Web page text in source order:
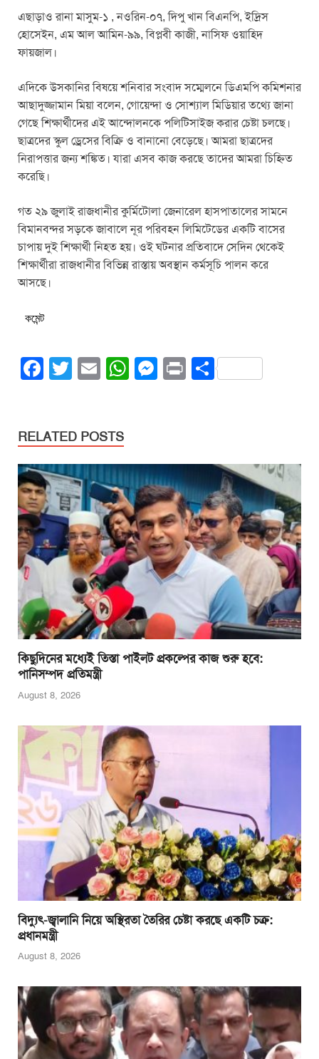
এছাড়াও রানা মাসুম-১ , নওরিন-০৭, দিপু খান বিএনপি, ইদ্রিস
হোসেইন, এম আল আমিন-৯৯, বিপ্লবী কাজী, নাসিফ ওয়াহিদ
ফায়জাল।
এদিকে উসকানির বিষয়ে শনিবার সংবাদ সম্মেলনে ডিএমপি কমিশনার
আছাদুজ্জামান মিয়া বলেন, গোয়েন্দা ও সোশ্যাল মিডিয়ার তথ্যে জানা
গেছে শিক্ষার্থীদের এই আন্দোলনকে পলিটিসাইজ করার চেষ্টা চলছে।
ছাত্রদের স্কুল ড্রেসের বিক্রি ও বানানো বেড়েছে। আমরা ছাত্রদের
নিরাপত্তার জন্য শঙ্কিত। যারা এসব কাজ করছে তাদের আমরা চিহ্নিত
করেছি।
গত ২৯ জুলাই রাজধানীর কুর্মিটোলা জেনারেল হাসপাতালের সামনে
বিমানবন্দর সড়কে জাবালে নূর পরিবহন লিমিটেডের একটি বাসের
চাপায় দুই শিক্ষার্থী নিহত হয়। ওই ঘটনার প্রতিবাদে সেদিন থেকেই
শিক্ষার্থীরা রাজধানীর বিভিন্ন রাস্তায় অবস্থান কর্মসূচি পালন করে
আসছে।
কমেন্ট
F
e
b
o
o
k
T
er
E
W
A
p
p
M
n
g
er
Pr S
RELATED POSTS
কিছুদিনের মধ্যেই তিস্তা পাইলট প্রকল্পের কাজ শুরু হবে:
পানিসম্পদ প্রতিমন্ত্রী
August 8, 2026
বিদ্যুৎ-জ্বালানি নিয়ে অস্থিরতা তৈরির চেষ্টা করছে একটি চক্র:
প্রধানমন্ত্রী
August 8, 2026